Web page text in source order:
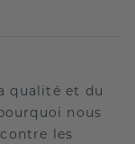
qualité et du
nous
les